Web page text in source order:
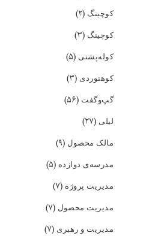
کوچینگ (۲)
کوچینگ (۳)
کوله‌پشتی (۵)
کوهنوردی (۳)
گپ‌و‌گفت (۵۶)
لیلی (۲۷)
مالک محصول (۹)
مدرسه‌ی دوازده (۵)
مدیریت پروژه (۷)
مدیریت محصول (۷)
مدیریت و رهبری (۷)